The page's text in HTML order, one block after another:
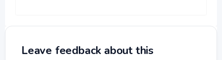
Leave feedback about this